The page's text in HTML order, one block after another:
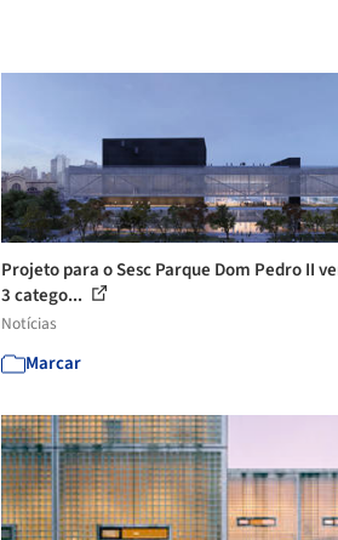
Projeto para o Sesc Parque Dom Pedro II
3 catego...
Notícias
Marcar